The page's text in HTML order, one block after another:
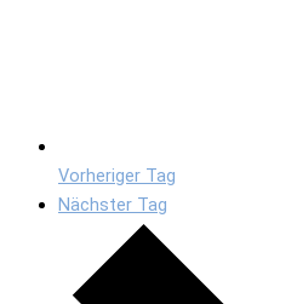
Vorheriger Tag
Nächster Tag